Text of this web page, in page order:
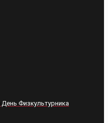
Физкультурника